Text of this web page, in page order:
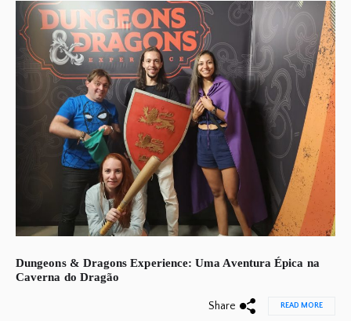
Dungeons & Dragons Experience: Uma Aventura Épica na
Caverna do Dragão
Share READ MORE